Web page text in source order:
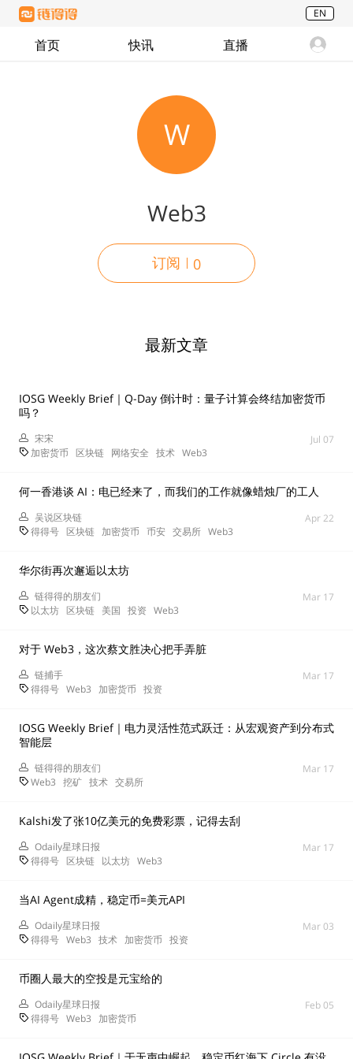
EN
首页 快讯 直播
W
Web3
订阅 0
最新文章
IOSG Weekly Brief｜Q-Day 倒计时：量子计算会终结加密货币
吗？
宋宋
Jul 07
加密货币 区块链 网络安全 技术 Web3
何一香港谈 AI：电已经来了，而我们的工作就像蜡烛厂的工人
吴说区块链
Apr 22
得得号 区块链 加密货币 币安 交易所 Web3
华尔街再次邂逅以太坊
链得得的朋友们
Mar 17
以太坊 区块链 美国 投资 Web3
对于 Web3，这次蔡文胜决心把手弄脏
链捕手
Mar 17
得得号 Web3 加密货币 投资
IOSG Weekly Brief｜电力灵活性范式跃迁：从宏观资产到分布式
智能层
链得得的朋友们
Mar 17
Web3 挖矿 技术 交易所
Kalshi发了张10亿美元的免费彩票，记得去刮
Odaily星球日报
Mar 17
得得号 区块链 以太坊 Web3
当AI Agent成精，稳定币=美元API
Odaily星球日报
Mar 03
得得号 Web3 技术 加密货币 投资
币圈人最大的空投是元宝给的
Odaily星球日报
Feb 05
得得号 Web3 加密货币